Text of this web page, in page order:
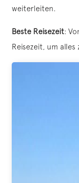
weiterleiten.
Beste Reisezeit:
Reisezeit, um alles